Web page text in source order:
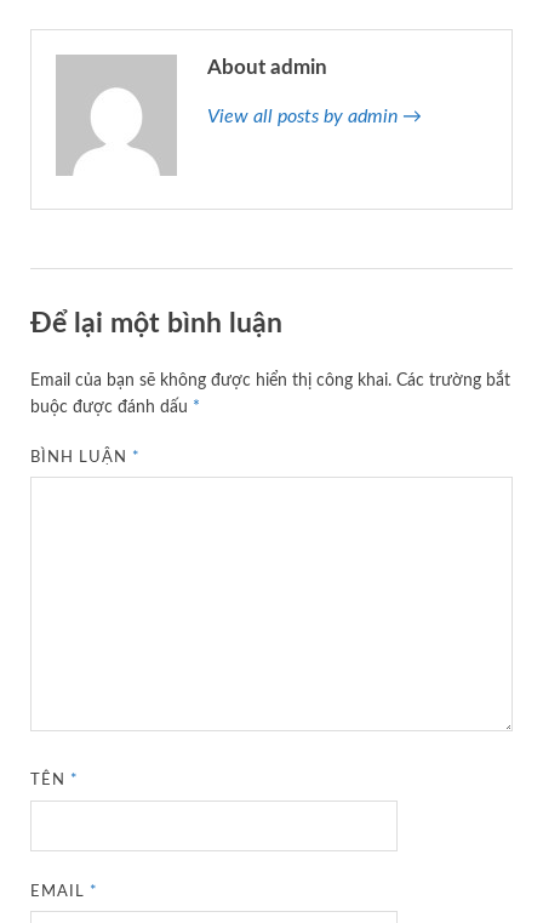
About admin
View all posts by admin →
Để lại một bình luận
Email của bạn sẽ không được hiển thị công khai. Các trường bắt
buộc được đánh dấu *
BÌNH LUẬN *
TÊN *
EMAIL *